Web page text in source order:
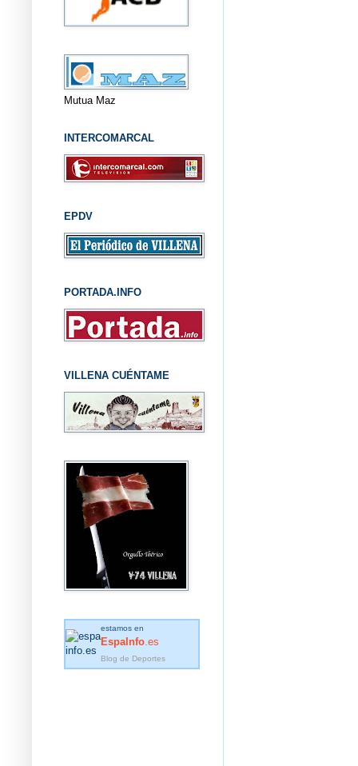
Mutua Maz
INTERCOMARCAL
EPDV
PORTADA.INFO
VILLENA CUÉNTAME
estamos en
EspaInfo .es
Blog de Deportes